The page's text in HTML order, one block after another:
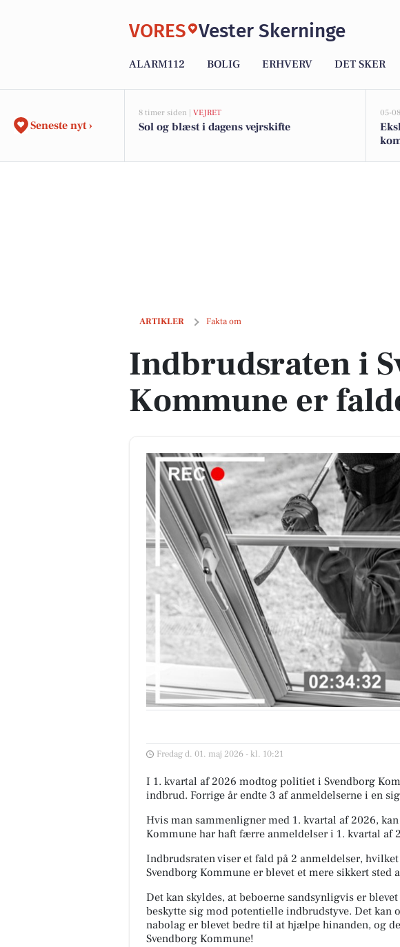
VORES Vester Skerninge
ALARM112 BOLIG ERHVERV DET SKER
Seneste nyt ›
8 timer siden | VEJRET
Sol og blæst i dagens vejrskifte
05-
ARTIKLER Fakta om
Indbrudsraten i Svendborg Kommune er faldet
Indbrudsraten i
Kommune er
Fredag d. 01. maj 2026 - kl. 10:21
I 1. kvartal af 2026 modtog politiet i Svendborg
indbrud. Forrige år endte 3 af anmeldelserne i en
Hvis man sammenligner med 1. kvartal af 2026,
Kommune har haft færre anmeldelser i 1. kvartal af
Indbrudsraten viser et fald på 2 anmeldelser,
Svendborg Kommune er blevet et mere sikkert sted
Det kan skyldes, at beboerne sandsynligvis er
beskytte sig mod potentielle indbrudstyve. Det kan
nabolag er blevet bedre til at hjælpe hinanden, og
Svendborg Kommune!